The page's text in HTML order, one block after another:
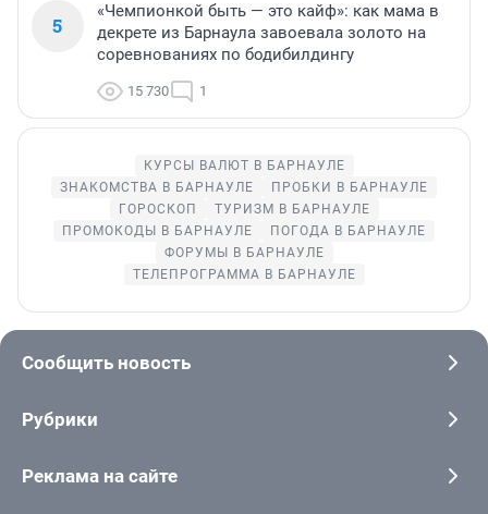
5
«Чемпионкой быть — это кайф»: как мама в
декрете из Барнаула завоевала золото на
соревнованиях по бодибилдингу
15 730 1
КУРСЫ ВАЛЮТ В БАРНАУЛЕ
ЗНАКОМСТВА В БАРНАУЛЕ
ПРОБКИ В БАРНАУЛЕ
ГОРОСКОП
ТУРИЗМ В БАРНАУЛЕ
ПРОМОКОДЫ В БАРНАУЛЕ
ПОГОДА В БАРНАУЛЕ
ФОРУМЫ В БАРНАУЛЕ
ТЕЛЕПРОГРАММА В БАРНАУЛЕ
Сообщить новость
Рубрики
Реклама на сайте